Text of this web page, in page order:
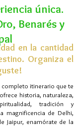
única.
Benarés y
en la cantidad
Organiza el
completo itinerario que te
historia, naturaleza,
tradición y
magnificencia de Delhi,
Jaipur, enamórate de la